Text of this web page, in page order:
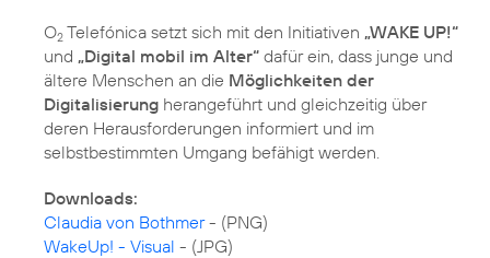
O2 Telefónica setzt sich mit den Initiativen „WAKE UP!“
und „Digital mobil im Alter“ dafür ein, dass junge und
ältere Menschen an die Möglichkeiten der
Digitalisierung herangeführt und gleichzeitig über
deren Herausforderungen informiert und im
selbstbestimmten Umgang befähigt werden.
Downloads:
Claudia von Bothmer
WakeUp! - Visual - (JPG)